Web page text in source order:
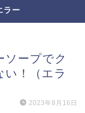
ラー
ソープでク
い！（エラ
2023年8月16日